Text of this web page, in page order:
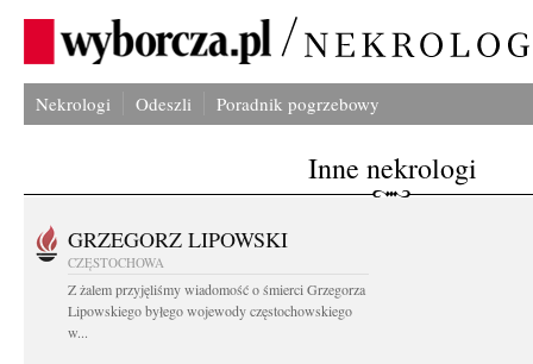
Nekrologi Odeszli Poradnik pogrzebowy
Inne nekrologi
GRZEGORZ LIPOWSKI
CZĘSTOCHOWA
Z żalem przyjęliśmy wiadomość o śmierci Grzegorza
Lipowskiego byłego wojewody częstochowskiego
w...